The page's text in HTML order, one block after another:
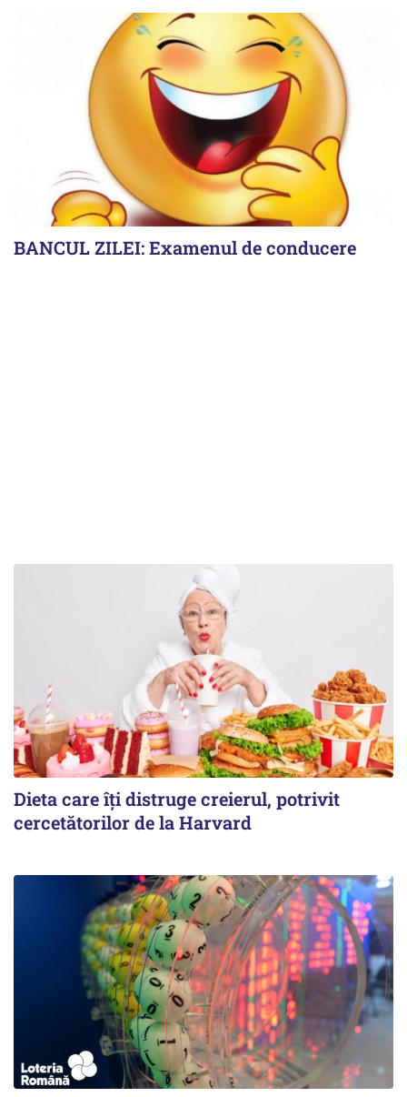
BANCUL ZILEI: Examenul de conducere
Dieta care îți distruge creierul, potrivit
cercetătorilor de la Harvard